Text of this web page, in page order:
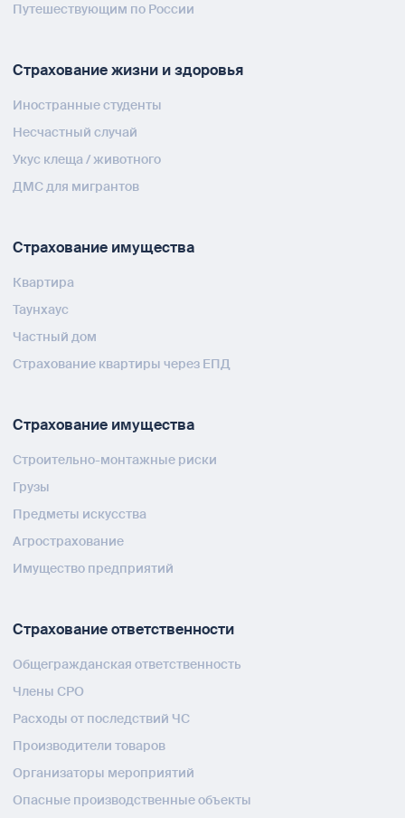
Путешествующим по России
Страхование жизни и здоровья
Иностранные студенты
Несчастный случай
Укус клеща / животного
ДМС для мигрантов
Страхование имущества
Квартира
Таунхаус
Частный дом
Страхование квартиры через ЕПД
Страхование имущества
Строительно-монтажные риски
Грузы
Предметы искусства
Агрострахование
Имущество предприятий
Страхование ответственности
Общегражданская ответственность
Члены СРО
Расходы от последствий ЧС
Производители товаров
Организаторы мероприятий
Опасные производственные объекты